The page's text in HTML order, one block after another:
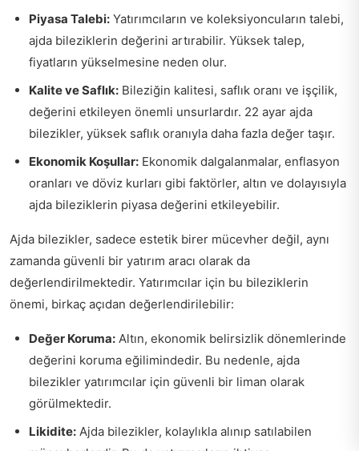
Piyasa Talebi: Yatırımcıların ve koleksiyoncuların talebi,
ajda bileziklerin değerini artırabilir. Yüksek talep,
fiyatların yükselmesine neden olur.
Kalite ve Saflık: Bileziğin kalitesi, saflık oranı ve işçilik,
değerini etkileyen önemli unsurlardır. 22 ayar ajda
bilezikler, yüksek saflık oranıyla daha fazla değer taşır.
Ekonomik Koşullar: Ekonomik dalgalanmalar, enflasyon
oranları ve döviz kurları gibi faktörler, altın ve dolayısıyla
ajda bileziklerin piyasa değerini etkileyebilir.
Ajda bilezikler, sadece estetik birer mücevher değil, aynı
zamanda güvenli bir yatırım aracı olarak da
değerlendirilmektedir. Yatırımcılar için bu bileziklerin
önemi, birkaç açıdan değerlendirilebilir:
Değer Koruma: Altın, ekonomik belirsizlik dönemlerinde
değerini koruma eğilimindedir. Bu nedenle, ajda
bilezikler yatırımcılar için güvenli bir liman olarak
görülmektedir.
Likidite: Ajda bilezikler, kolaylıkla alınıp satılabilen